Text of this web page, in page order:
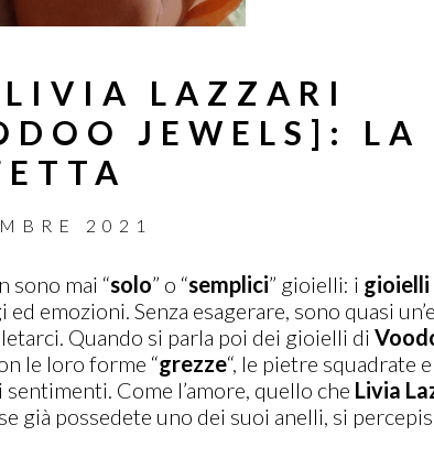
LAZZARI
JEWELS]: LA
2021
sono mai “solo” o “semplici” gioielli: i gioielli
emozioni. Senza esagerare, sono quasi
Quando si parla poi dei gioielli di
le loro forme “grezze“, le pietre squadrate
Come l’amore, quello che Livia
già possedete uno dei suoi anelli, si